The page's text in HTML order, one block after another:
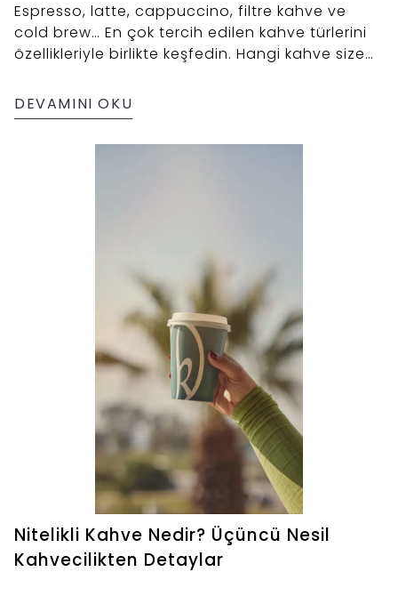
Espresso, latte, cappuccino, filtre kahve ve
cold brew… En çok tercih edilen kahve türlerini
özellikleriyle birlikte keşfedin. Hangi kahve size
DEVAMINI OKU
Nitelikli Kahve Nedir? Üçüncü Nesil
Kahvecilikten Detaylar